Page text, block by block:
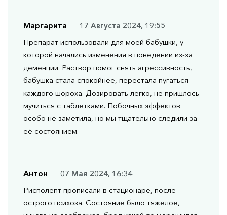
Маргарита
17 Августа 2024, 19:55
Препарат использовали для моей бабушки, у
которой начались изменения в поведении из-за
деменции. Раствор помог снять агрессивность,
бабушка стала спокойнее, перестала пугаться
каждого шороха. Дозировать легко, не пришлось
мучиться с таблетками. Побочных эффектов
особо не заметила, но мы тщательно следили за
её состоянием.
Антон
07 Мая 2024, 16:34
Рисполепт прописали в стационаре, после
острого психоза. Состояние было тяжелое,